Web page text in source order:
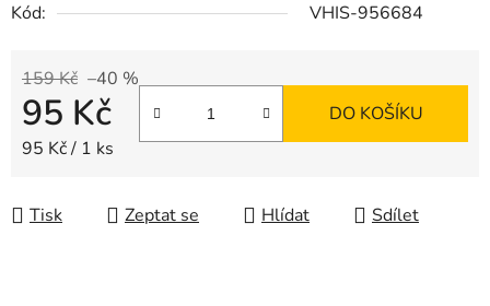
Kód:
VHIS-956684
159 Kč –40 %
95 Kč
Měrná cena:
95 Kč / 1 ks
DO KOŠÍKU
Tisk Zeptat se Hlídat Sdílet